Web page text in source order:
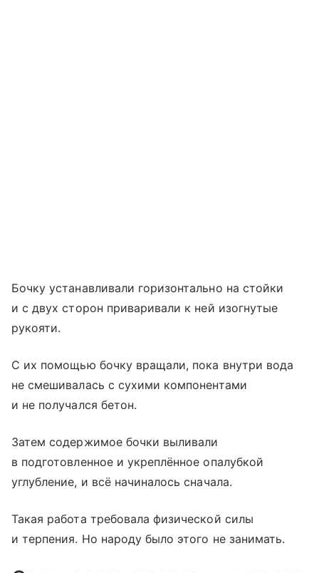
Бочку устанавливали горизонтально на стойки
и с двух сторон приваривали к ней изогнутые
рукояти.
С их помощью бочку вращали, пока внутри вода
не смешивалась с сухими компонентами
и не получался бетон.
Затем содержимое бочки выливали
в подготовленное и укреплённое опалубкой
углубление, и всё начиналось сначала.
Такая работа требовала физической силы
и терпения. Но народу было этого не занимать.